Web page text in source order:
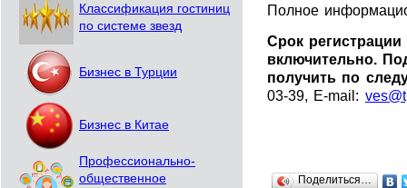
Классификация гостиниц
по системе звезд
Бизнес в Турции
Бизнес в Китае
Профессионально-
общественное
Полное
Срок
включительно.
получить по
03-39, E-mail:
Поделиться…